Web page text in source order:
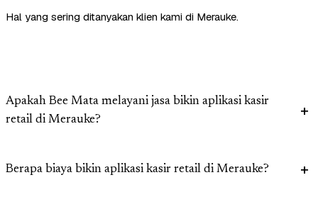
Hal yang sering ditanyakan klien kami di Merauke.
Apakah Bee Mata melayani jasa bikin aplikasi kasir
retail di Merauke?
Berapa biaya bikin aplikasi kasir retail di Merauke?